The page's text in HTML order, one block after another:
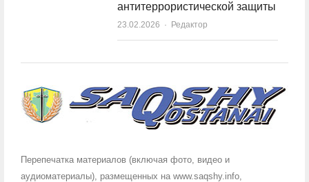
антитеррористической защиты
23.02.2026 Author
Редактор
Перепечатка материалов (включая фото, видео и
аудиоматериалы), размещенных на www.saqshy.info,